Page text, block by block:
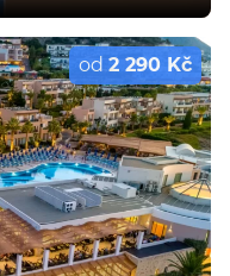
od 2 290 Kč